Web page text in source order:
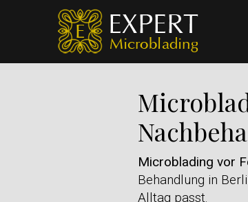
Microblading vor
Behandlung in
Alltag passt.